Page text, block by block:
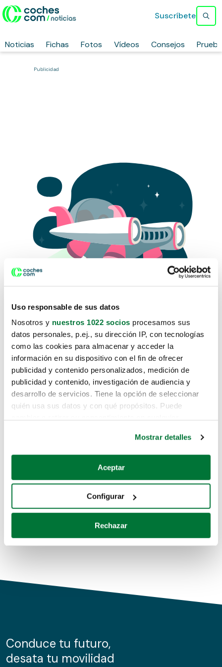
Uso responsable de sus datos
Nosotros y nuestros 1022 socios procesamos sus
datos personales, p.ej., su dirección IP, con tecnologías
como las cookies para almacenar y acceder la
información en su dispositivo con el fin de ofrecer
publicidad y contenido personalizados, medición de
publicidad y contenido, investigación de audiencia y
desarrollo de servicios. Tiene la opción de seleccionar
quién usa sus datos y con qué propósitos. Puede
Si lo permite, también quisiéramos:
Recopilar información sobre su ubicación geográfica
Identificar su dispositivo analizándolo activamente
para buscar características específicas (huellas
Obtenga más información sobre cómo se procesan sus
de cookies.
información sobre el uso que haga del sitio web con
nuestros partners de redes sociales, publicidad y análisis
Mostrar detalles
Aceptar
Configurar
Rechazar
Noticias Fichas Fotos Vídeos Consejos
Suscríbete
Publicidad
Lo sentimos, no sabemos como
te hemos traido hasta aquí.
Pero puedes encontrar el coche que estás
buscando en alguno de estos enlaces:
Coches de segunda mano
Coches de km0
Conduce tu futuro,
desata tu movilidad